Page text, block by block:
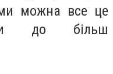
можна все це
до більш